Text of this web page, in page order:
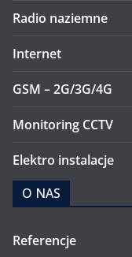
Radio naziemne
Internet
GSM – 2G/3G/4G
Monitoring CCTV
Elektro instalacje
O NAS
Referencje